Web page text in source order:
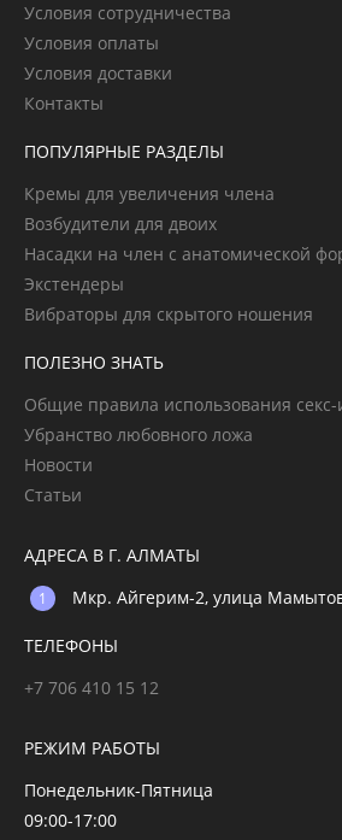
Условия сотрудничества
Условия оплаты
Условия доставки
Контакты
ПОПУЛЯРНЫЕ РАЗДЕЛЫ
Кремы для увеличения члена
Возбудители для двоих
Насадки на член с анатомической
Экстендеры
Вибраторы для скрытого ношения
ПОЛЕЗНО ЗНАТЬ
Общие правила использования
Убранство любовного ложа
Новости
Статьи
АДРЕСА В Г. АЛМАТЫ
Мкр. Айгерим-2, улица
ТЕЛЕФОНЫ
+7 706 410 15 12
РЕЖИМ РАБОТЫ
Понедельник-Пятница
09:00-17:00